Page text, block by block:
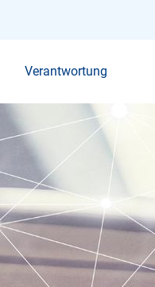
Verantwortung